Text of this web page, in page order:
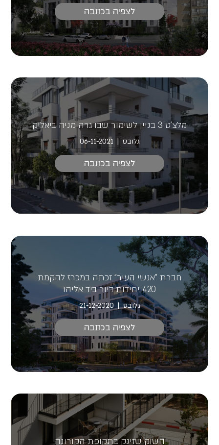
לצפיה בכתבה
מלצ'ט 3 בניין לשימור שבו גרה מניה ביאליק
גלובס 06-11-2021
לצפיה בכתבה
חברת "אנשי העיר" זכתה במכרז להקמת
420 יחידות דיור ביד אליהו
גלובס 21-12-2020
לצפיה בכתבה
השוק שזינק בתקופת הקורונה